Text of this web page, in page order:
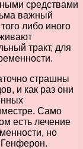
средствами
важный
либо иного
тракт, для
страшны
и как раз они
Само
есть лечение
но
Генферон.